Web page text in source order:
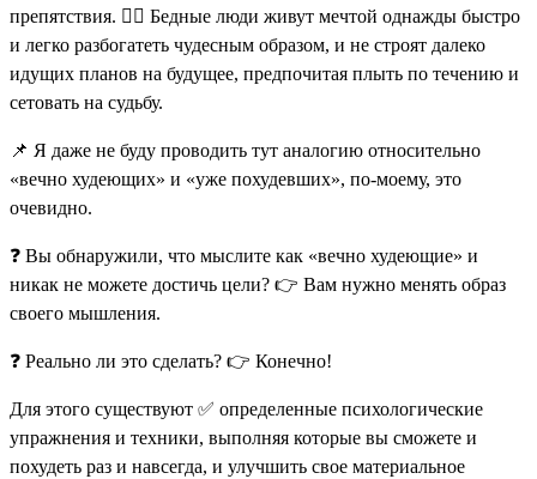
препятствия. 🤷‍♀️ Бедные люди живут мечтой однажды быстро
и легко разбогатеть чудесным образом, и не строят далеко
идущих планов на будущее, предпочитая плыть по течению и
сетовать на судьбу.
📌 Я даже не буду проводить тут аналогию относительно
«вечно худеющих» и «уже похудевших», по-моему, это
очевидно.
❓ Вы обнаружили, что мыслите как «вечно худеющие» и
никак не можете достичь цели? 👉 Вам нужно менять образ
своего мышления.
❓ Реально ли это сделать? 👉 Конечно!
Для этого существуют ✅ определенные психологические
упражнения и техники, выполняя которые вы сможете и
похудеть раз и навсегда, и улучшить свое материальное